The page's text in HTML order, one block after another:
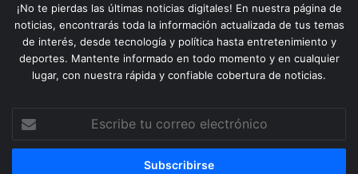
¡No te pierdas las últimas noticias digitales! En nuestra página de
noticias, encontrarás toda la información actualizada de tus temas
de interés, desde tecnología y política hasta entretenimiento y
deportes. Mantente informado en todo momento y en cualquier
lugar, con nuestra rápida y confiable cobertura de noticias.
correo